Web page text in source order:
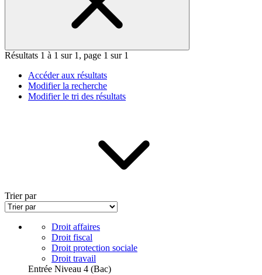
Résultats 1 à 1 sur 1, page 1 sur 1
Accéder aux résultats
Modifier la recherche
Modifier le tri des résultats
Trier par
Droit affaires
Droit fiscal
Droit protection sociale
Droit travail
Entrée Niveau 4 (Bac)